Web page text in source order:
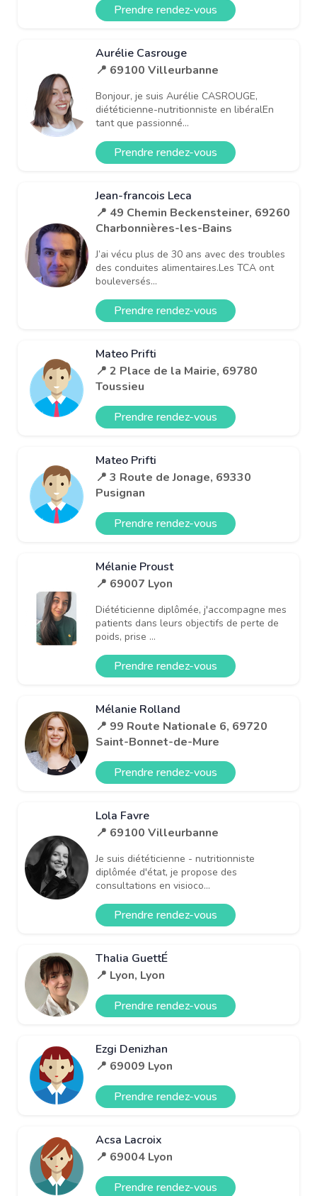
Prendre rendez-vous
Aurélie Casrouge
📍 69100 Villeurbanne
Bonjour, je suis Aurélie CASROUGE,
diététicienne-nutritionniste en libéralEn
tant que passionné...
Prendre rendez-vous
Jean-francois Leca
📍 49 Chemin Beckensteiner, 69260
Charbonnières-les-Bains
J’ai vécu plus de 30 ans avec des troubles
des conduites alimentaires.​Les TCA ont
bouleversés...
Prendre rendez-vous
Mateo Prifti
📍 2 Place de la Mairie, 69780
Toussieu
Prendre rendez-vous
Mateo Prifti
📍 3 Route de Jonage, 69330
Pusignan
Prendre rendez-vous
Mélanie Proust
📍 69007 Lyon
Diététicienne diplômée, j'accompagne mes
patients dans leurs objectifs de perte de
poids, prise ...
Prendre rendez-vous
Mélanie Rolland
📍 99 Route Nationale 6, 69720
Saint-Bonnet-de-Mure
Prendre rendez-vous
Lola Favre
📍 69100 Villeurbanne
Je suis diététicienne - nutritionniste
diplômée d'état, je propose des
consultations en visioco...
Prendre rendez-vous
Thalia GuettÉ
📍 Lyon, Lyon
Prendre rendez-vous
Ezgi Denizhan
📍 69009 Lyon
Prendre rendez-vous
Acsa Lacroix
📍 69004 Lyon
Prendre rendez-vous